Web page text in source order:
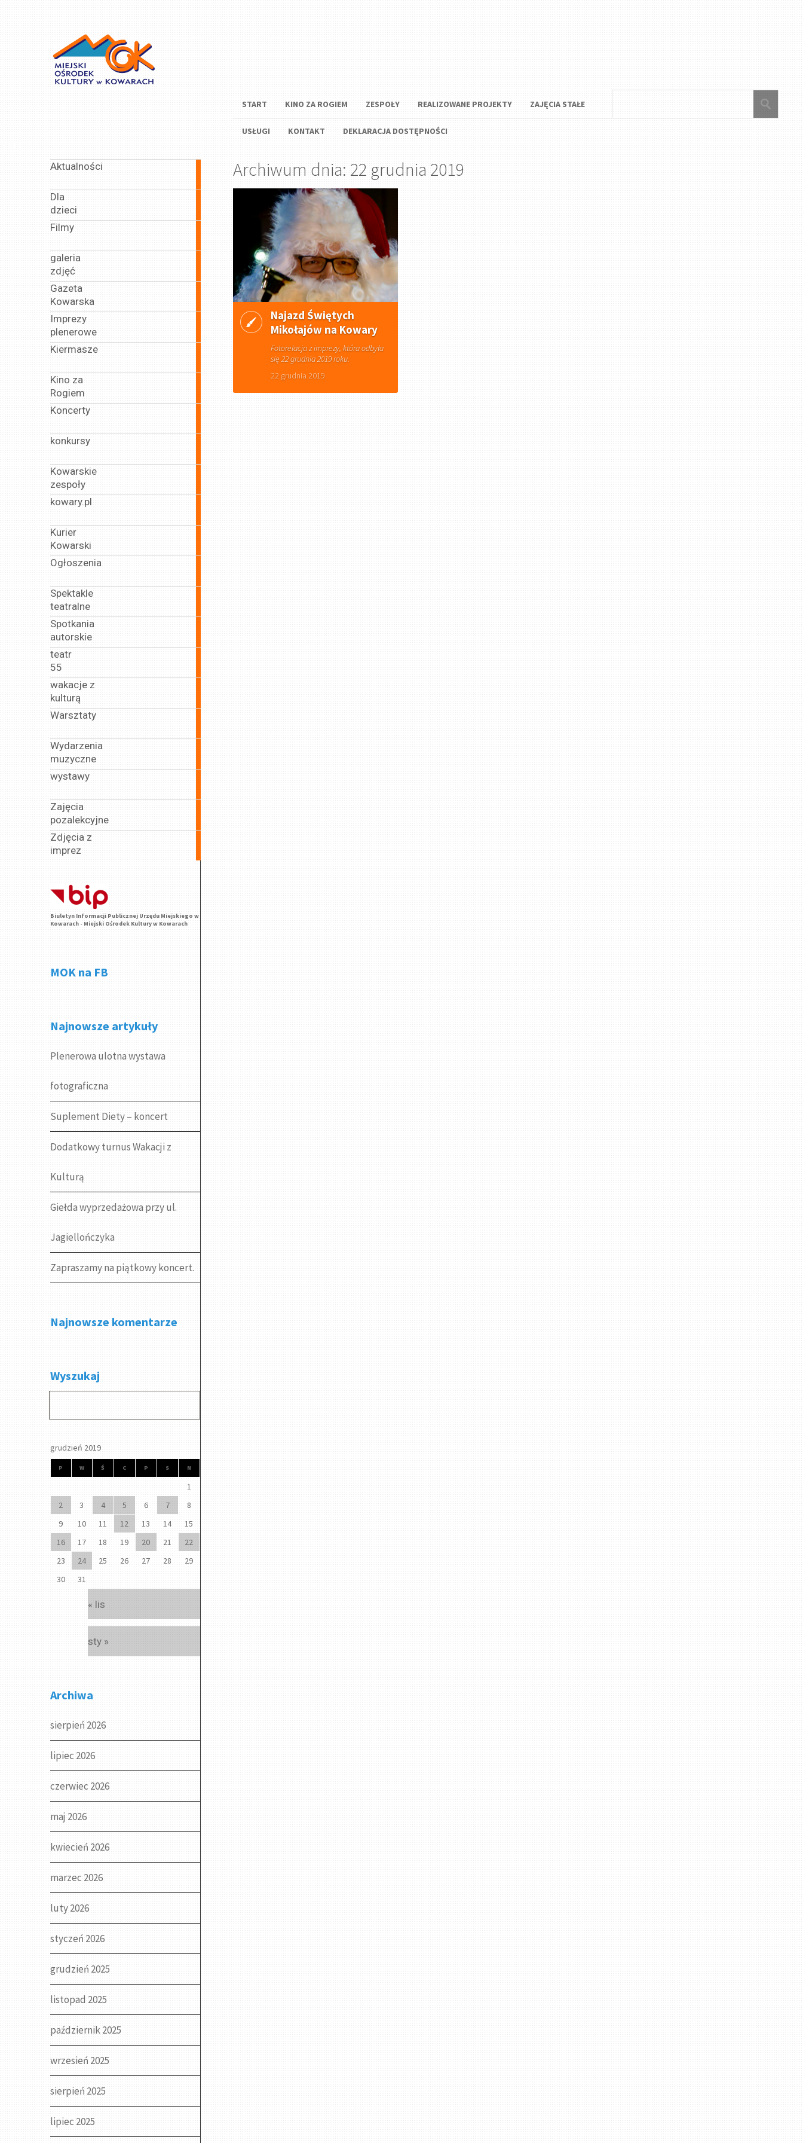
Aktualności
Dla
dzieci
Filmy
galeria
zdjęć
Gazeta
Kowarska
Imprezy
plenerowe
Kiermasze
Kino za
Rogiem
Koncerty
konkursy
Kowarskie
zespoły
kowary.pl
Kurier
Kowarski
Ogłoszenia
Spektakle
teatralne
Spotkania
autorskie
teatr
55
wakacje z
kulturą
Warsztaty
Wydarzenia
muzyczne
wystawy
Zajęcia
pozalekcyjne
Zdjęcia z
imprez
Biuletyn Informacji Publicznej Urzędu Miejskiego w
Kowarach - Miejski Ośrodek Kultury w Kowarach
MOK na FB
Najnowsze artykuły
Plenerowa ulotna wystawa
fotograficzna
Suplement Diety – koncert
Dodatkowy turnus Wakacji z
Kulturą
Giełda wyprzedażowa przy ul.
Jagiellończyka
Zapraszamy na piątkowy koncert.
Najnowsze komentarze
Wyszukaj
grudzień 2019
P W Ś C P S N
1
2
3 4 5 6 7
8
9
10 11 12 13 14
15
16
17 18 19 20 21
22
23
24 25 26 27 28
29
30
31
« lis
sty »
Archiwa
sierpień 2026
lipiec 2026
czerwiec 2026
maj 2026
kwiecień 2026
marzec 2026
luty 2026
styczeń 2026
grudzień 2025
listopad 2025
październik 2025
wrzesień 2025
sierpień 2025
lipiec 2025
START KINO ZA ROGIEM ZESPOŁY REALIZOWANE PROJEKTY ZAJĘCIA STAŁE
USŁUGI KONTAKT DEKLARACJA DOSTĘPNOŚCI
Archiwum dnia: 22 grudnia 2019
Najazd Świętych
Mikołajów na Kowary
Fotorelacja z imprezy, która odbyła
się 22 grudnia 2019 roku.
22 grudnia 2019